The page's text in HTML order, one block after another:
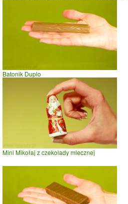
Batonik Duplo
Mini Mikołaj z czekolady mlecznej